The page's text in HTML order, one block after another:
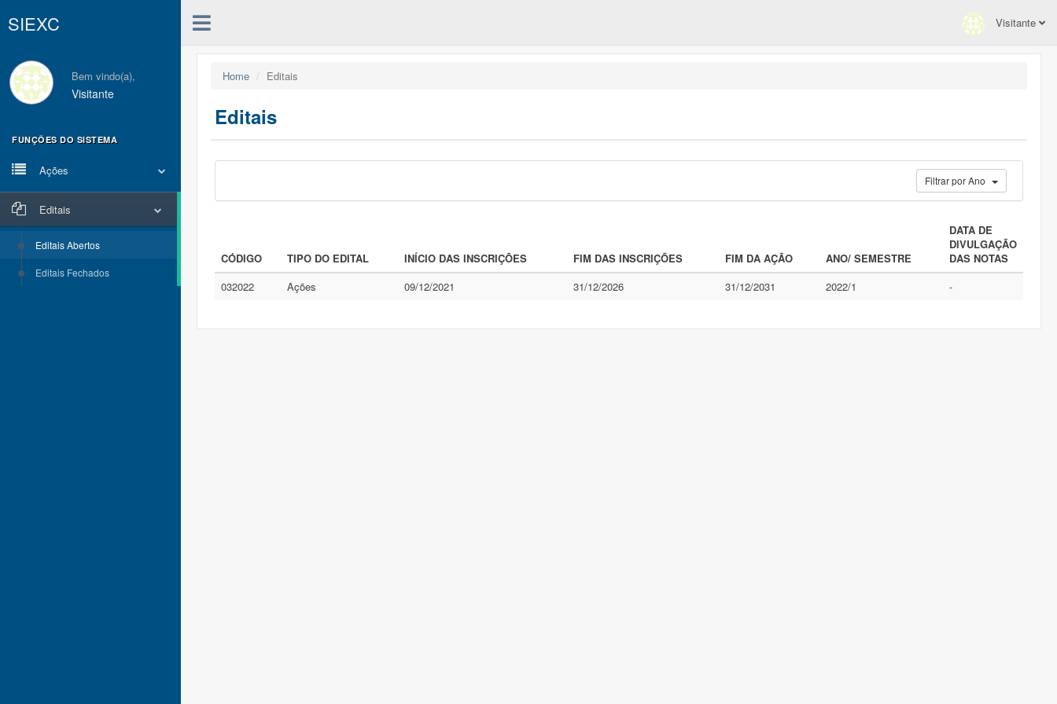
SIEXC
Bem vindo(a),
Visitante
FUNÇÕES DO SISTEMA
Ações
Editais
Editais Abertos
Editais Fechados
Visitante
Home Editais
Editais
Filtrar por Ano
CÓDIGO TIPO DO EDITAL INÍCIO DAS INSCRIÇÕES FIM DAS INSCRIÇÕES FIM DA AÇÃO ANO/ SEMESTRE
DATA DE
DIVULGAÇÃO
DAS NOTAS
032022
Ações 09/12/2021 31/12/2026 31/12/2031 2022/1 -